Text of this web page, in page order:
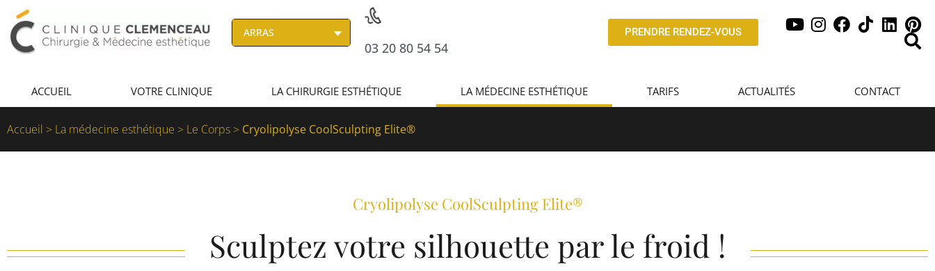
03 20 80 54 54
PRENDRE RENDEZ-VOUS
ACCUEIL VOTRE CLINIQUE LA CHIRURGIE ESTHÉTIQUE LA MÉDECINE ESTHÉTIQUE TARIFS ACTUALITÉS CONTACT
Accueil > La médecine esthétique > Le Corps > Cryolipolyse CoolSculpting Elite®
Cryolipolyse CoolSculpting Elite®
Sculptez votre silhouette par le froid !